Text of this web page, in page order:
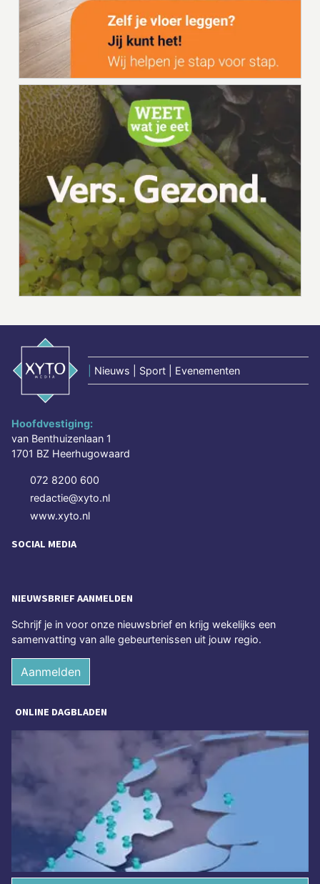
Nieuws | Sport | Evenementen
Hoofdvestiging:
van Benthuizenlaan 1
1701 BZ Heerhugowaard
072 8200 600
redactie@xyto.nl
www.xyto.nl
SOCIAL MEDIA
NIEUWSBRIEF AANMELDEN
Schrijf je in voor onze nieuwsbrief en krijg wekelijks een
samenvatting van alle gebeurtenissen uit jouw regio.
Aanmelden
ONLINE DAGBLADEN